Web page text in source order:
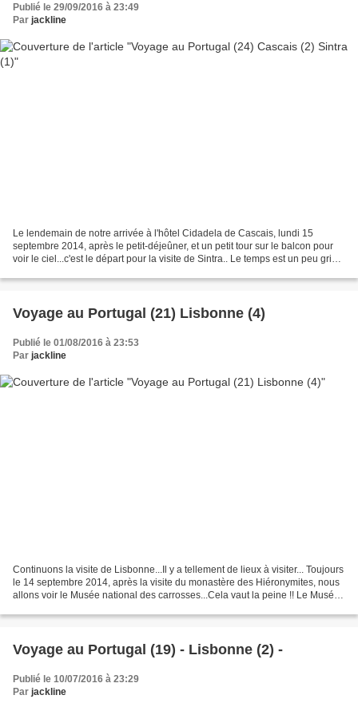
Publié le 29/09/2016 à 23:49
Par jackline
Le lendemain de notre arrivée à l'hôtel Cidadela de Cascais, lundi 15
septembre 2014, après le petit-déjeûner, et un petit tour sur le balcon pour
voir le ciel...c'est le départ pour la visite de Sintra.. Le temps est un peu gris,
Voyage au Portugal (21) Lisbonne (4)
Publié le 01/08/2016 à 23:53
Par jackline
Continuons la visite de Lisbonne...Il y a tellement de lieux à visiter... Toujours
le 14 septembre 2014, après la visite du monastère des Hiéronymites, nous
allons voir le Musée national des carrosses...Cela vaut la peine !! Le Musée
Voyage au Portugal (19) - Lisbonne (2) -
Publié le 10/07/2016 à 23:29
Par jackline